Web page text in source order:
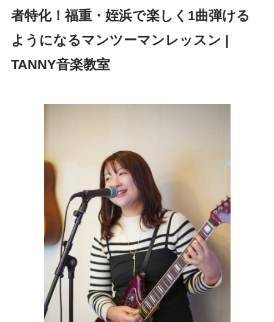
者特化！福重・姪浜で楽しく1曲弾ける
ようになるマンツーマンレッスン |
TANNY音楽教室